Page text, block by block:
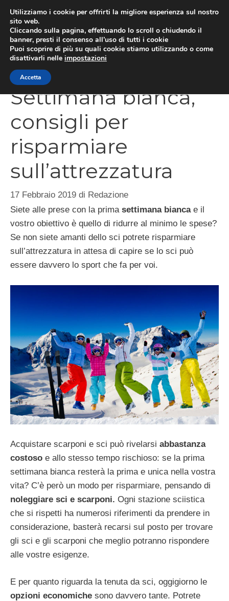
contenuto
Settimana bianca,
consigli per
risparmiare
sull’attrezzatura
17 Febbraio 2019 di Redazione
Siete alle prese con la prima settimana biancae il
vostro obiettivo è quello di ridurre al minimo le spese?
Se non siete amanti dello sci potrete risparmiare
sull’attrezzatura in attesa di capire se lo sci può
essere davvero lo sport che fa per voi.
Acquistare scarponi e sci può rivelarsi abbastanza
costoso e allo stesso tempo rischioso: se la prima
settimana bianca resterà la prima e unica nella vostra
vita? C’è però un modo per risparmiare, pensando di
noleggiare sci e scarponi. Ogni stazione sciistica
che si rispetti ha numerosi riferimenti da prendere in
considerazione, basterà recarsi sul posto per trovare
gli sci e gli scarponi che meglio potranno rispondere
alle vostre esigenze.
E per quanto riguarda la tenuta da sci, oggigiorno le
opzioni economiche sono davvero tante. Potrete
Utilizziamo i cookie per offrirti la migliore esperienza sul nostro
sito web.
Cliccando sulla pagina, effettuando lo scroll o chiudendo il
banner, presti il consenso all’uso di tutti i cookie
Puoi scoprire di più su quali cookie stiamo utilizzando o come
disattivarli nelle impostazioni
Accetta